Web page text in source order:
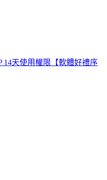
14天使用權限【軟體好禮序